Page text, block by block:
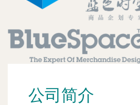
公司简介